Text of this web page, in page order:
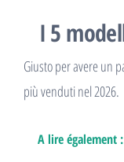
I 5
Giusto per avere un
più venduti nel 2026.
A lire également :